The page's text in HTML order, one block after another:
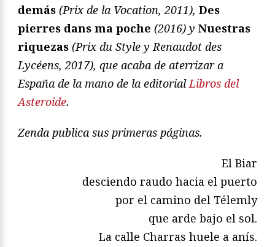
demás (Prix de la Vocation, 2011), Des
pierres dans ma poche (2016) y Nuestras
riquezas (Prix du Style y Renaudot des
Lycéens, 2017), que acaba de aterrizar a
España de la mano de la editorialLibros del
Asteroide.
Zenda publica sus primeras páginas.
El Biar
desciendo raudo hacia el puerto
por el camino del Télemly
que arde bajo el sol.
La calle Charras huele a anís.